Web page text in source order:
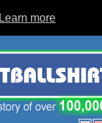
Learn more